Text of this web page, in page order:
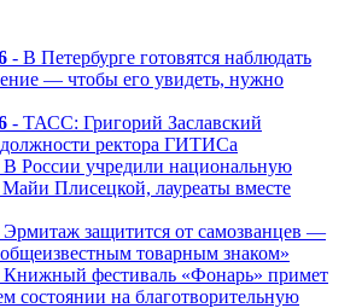
- В Петербурге готовятся наблюдать
— чтобы его увидеть, нужно
- ТАСС: Григорий Заславский
ректора ГИТИСа
В России учредили национальную
Плисецкой, лауреаты вместе
Эрмитаж защитится от самозванцев —
товарным знаком»
Книжный фестиваль «Фонарь» примет
состоянии на благотворительную